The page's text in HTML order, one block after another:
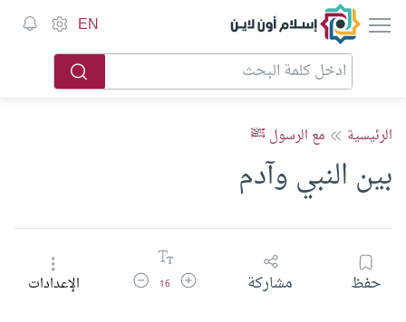
إسلام أون لاين EN
الرئيسية مع الرسول ﷺ
بين النبي وآدم
حفظ مشاركة زيادة حجم الخط
16 تقليل حجم الخطالإعدادات